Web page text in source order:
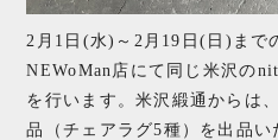
2月1日(水)～2月19日(日)ま
NEWoMan店にて同じ米沢の
を行います。米沢緞通からは
品（チェアラグ5種）を出品